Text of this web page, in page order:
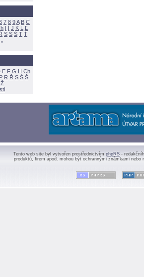
7 8 9A B C
I Í J K L
Ľ
S Ś T Ť
E F G H Ch
P R Ř S Ś
Tento web site byl vytvořen prostřednictvím phpRS -
produktů, firem apod. mohou být ochrannými známkami